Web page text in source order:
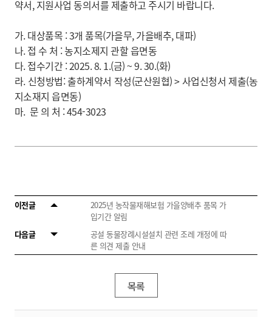
약서, 지원사업 동의서를 제출하고주시기 바랍니다.
가. 대상품목 : 3개 품목(가을무, 가을배추, 대파)
나. 접 수 처 : 농지소제지 관할 읍면동
다. 접수기간 : 2025. 8. 1.(금) ~ 9. 30.(화)
라. 신청방법: 출하계약서 작성(군산원협) > 사업신청서 제출(농
지소재지 읍면동)
마. 문 의 처 : 454-3023
이전글
2025년 농작물재해보험 가을양배추 품목 가
입기간 알림
다음글
공설 동물장례시설설치 관련 조레 개정에 따
른 의견 제출 안내
목록